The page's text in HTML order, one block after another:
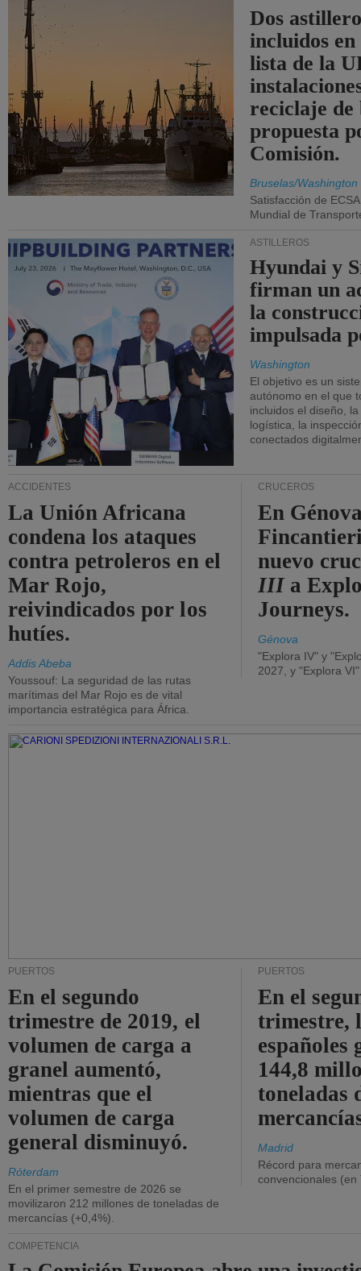
Dos
incluidos
lista de la
reciclaje de
propuesta
Comisión.
Bruselas/Washington
Satisfacción de
Mundial de
ASTILLEROS
Hyundai y
firman un
la
impulsada
Washington
El objetivo es un
autónomo en el que
incluidos el diseño,
logística, la
conectados
ACCIDENTES
La Unión Africana
condena los ataques
contra petroleros en el
Mar Rojo,
reivindicados por los
hutíes.
Addis Abeba
Youssouf: La seguridad de las rutas
marítimas del Mar Rojo es de vital
importancia estratégica para África.
CRUCEROS
En
nuevo
III a
Journeys.
Génova
"Explora IV" y
2027, y "Explora
PUERTOS
En el segundo
trimestre de 2019, el
volumen de carga a
granel aumentó,
mientras que el
volumen de carga
general disminuyó.
Róterdam
En el primer semestre de 2026 se
movilizaron 212 millones de toneladas de
mercancías (+0,4%).
PUERTOS
En el
trimestre,
españoles
144,8
toneladas
Madrid
Récord para
convencionales (en
COMPETENCIA